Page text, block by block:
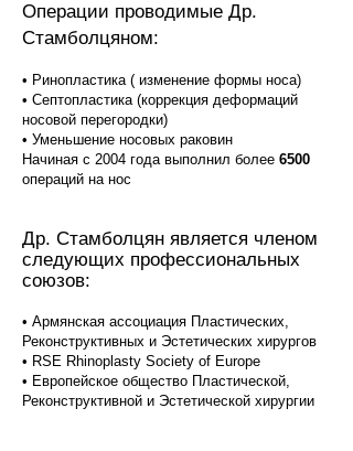
Операции проводимые Др.
Стамболцяном:
• Ринопластика ( изменение формы носа)
• Септопластика (коррекция деформаций
носовой перегородки)
• Уменьшение носовых раковин
Начиная с 2004 года выполнил более 6500
операций на нос
Др. Стамболцян является членом
следующих профессиональных
союзов:
• Армянская ассоциация Пластических,
Реконструктивных и Эстетических хирургов
• RSE Rhinoplasty Society of Europe
• Европейское общество Пластической,
Реконструктивной и Эстетической хирургии